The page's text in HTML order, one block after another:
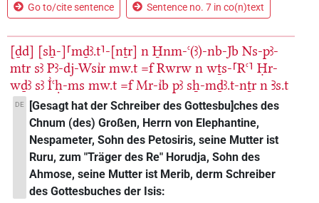
Go to/cite sentence Sentence no. 7 in co(n)text
[ḏd] [sẖ-]⸢mḏꜣ.t⸣-[nṯr] n H̱nm-ꜥ(ꜣ)-nb-Jb Ns-pꜣ-
mtr sꜣ Pꜣ-dj-Wsı͗r mw.t =f Rwrw n wṯs-⸢Rꜥ⸣ Ḥr-
wḏꜣ sꜣ I͗ꜥḥ-ms mw.t =f Mr-ı͗b pꜣ sẖ-mḏꜣ.t-nṯr n Ꜣs.t
DE
[Gesagt hat der Schreiber des Gottesbu]ches des
Chnum (des) Großen, Herrn von Elephantine,
Nespameter, Sohn des Petosiris, seine Mutter ist
Ruru, zum "Träger des Re" Horudja, Sohn des
Ahmose, seine Mutter ist Merib, derm Schreiber
des Gottesbuches der Isis: